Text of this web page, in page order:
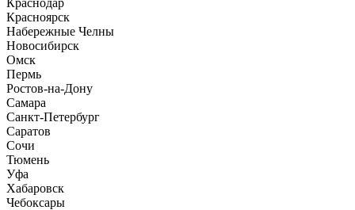
Краснодар
Красноярск
Набережные Челны
Новосибирск
Омск
Пермь
Ростов-на-Дону
Самара
Санкт-Петербург
Саратов
Сочи
Тюмень
Уфа
Хабаровск
Чебоксары